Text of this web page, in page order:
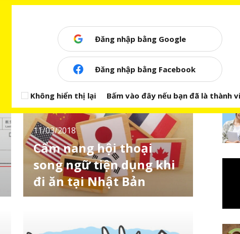
11/03/2018
Cẩm nang hội thoại
song ngữ tiện dụng khi
đi ăn tại Nhật Bản
Cung cấp cho du khách nước ngoài từ các
được các tỉnh, thành phố của Nhật Bản vô
Đăng nhập bằng Google
Đăng nhập bằng Facebook
Không hiển thị lại Bấm vào đây nếu bạn đã là thành